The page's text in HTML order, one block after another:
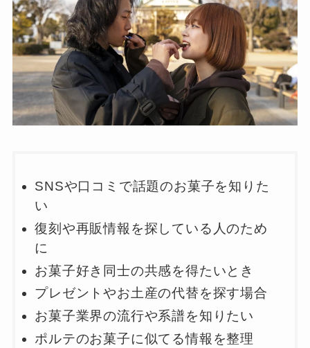
SNSや口コミで話題のお菓子を知りた
い
復刻や再販情報を探している人のため
に
お菓子好き同士の共感を得たいとき
プレゼントやお土産の代替を探す場合
お菓子業界の流行や系譜を知りたい
ポルテのお菓子に似てる情報を整理